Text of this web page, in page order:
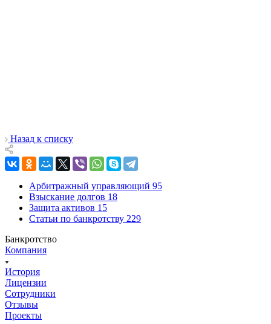
Назад к списку
Арбитражный управляющий 95
Взыскание долгов 18
Защита активов 15
Статьи по банкротству 229
Банкротство
Компания
История
Лицензии
Сотрудники
Отзывы
Проекты